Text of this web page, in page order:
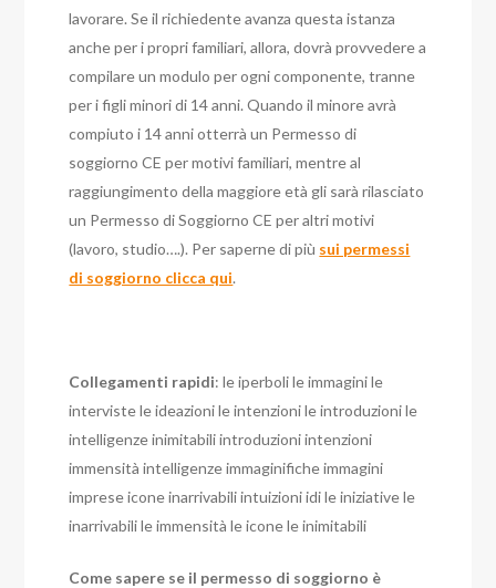
lavorare. Se il richiedente avanza questa istanza
anche per i propri familiari, allora, dovrà provvedere a
compilare un modulo per ogni componente, tranne
per i figli minori di 14 anni. Quando il minore avrà
compiuto i 14 anni otterrà un Permesso di
soggiorno CE per motivi familiari, mentre al
raggiungimento della maggiore età gli sarà rilasciato
un Permesso di Soggiorno CE per altri motivi
(lavoro, studio….). Per saperne di più sui permessi
di soggiorno clicca qui.
Collegamenti rapidi: le iperboli le immagini le
interviste le ideazioni le intenzioni le introduzioni le
intelligenze inimitabili introduzioni intenzioni
immensità intelligenze immaginifiche immagini
imprese icone inarrivabili intuizioni idi le iniziative le
inarrivabili le immensità le icone le inimitabili
Come sapere se il permesso di soggiorno è